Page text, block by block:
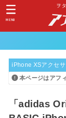
ヲ
MENU
iPhone XSアクセサ
本ページはアフ
「adidas